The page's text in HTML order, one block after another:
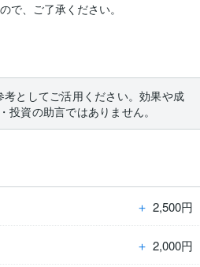
で、ご了承ください。
としてご活用ください。効果や成
資の助言ではありません。
＋ 2,500円
＋ 2,000円